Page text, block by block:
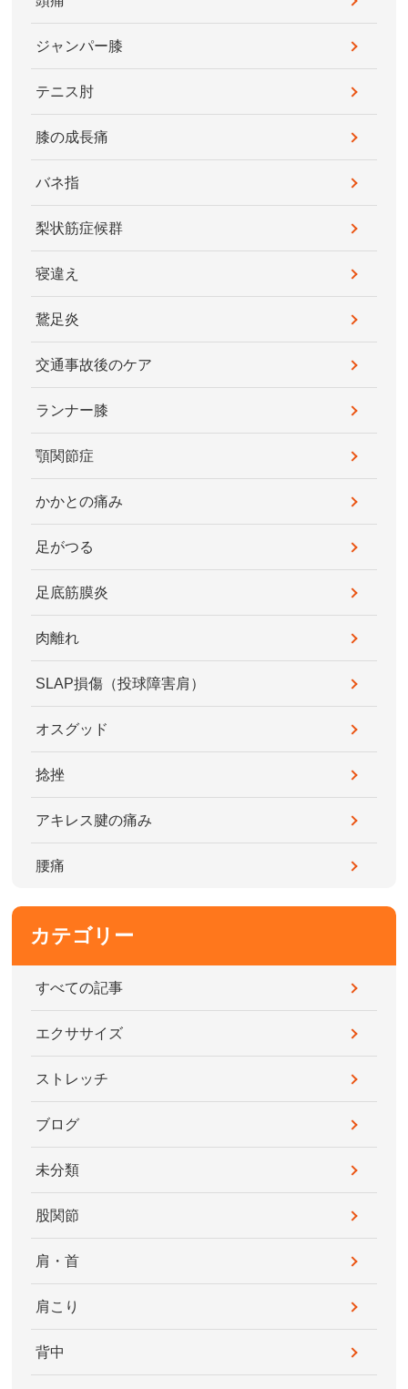
ジャンパー膝
テニス肘
膝の成長痛
バネ指
梨状筋症候群
寝違え
鵞足炎
交通事故後のケア
ランナー膝
顎関節症
かかとの痛み
足がつる
足底筋膜炎
肉離れ
SLAP損傷（投球障害肩）
オスグッド
捻挫
アキレス腱の痛み
腰痛
カテゴリー
すべての記事
エクササイズ
ストレッチ
ブログ
未分類
股関節
肩・首
肩こり
背中